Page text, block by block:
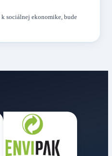
sociálnej ekonomike, bude